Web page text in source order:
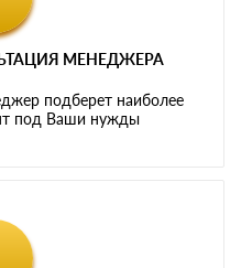
МЕНЕДЖЕРА
подберет наиболее
под Ваши нужды